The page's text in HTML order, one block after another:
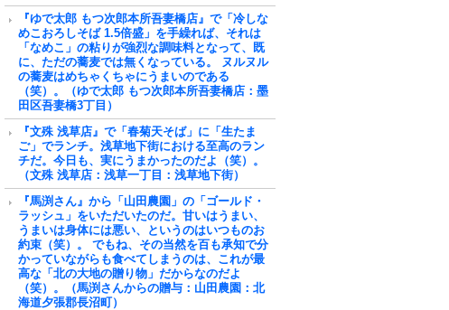
『ゆで太郎 もつ次郎本所吾妻橋店』で「冷しな
めこおろしそば 1.5倍盛」を手繰れば、それは
「なめこ」の粘りが強烈な調味料となって、既
に、ただの蕎麦では無くなっている。 ヌルヌル
の蕎麦はめちゃくちゃにうまいのである
（笑）。（ゆで太郎 もつ次郎本所吾妻橋店：墨
田区吾妻橋3丁目）
『文殊 浅草店』で「春菊天そば」に「生たま
ご」でランチ。浅草地下街における至高のラン
チだ。今日も、実にうまかったのだよ（笑）。
（文殊 浅草店：浅草一丁目：浅草地下街）
『馬渕さん』から「山田農園」の「ゴールド・
ラッシュ」をいただいたのだ。甘いはうまい、
うまいは身体には悪い、というのはいつものお
約束（笑）。 でもね、その当然を百も承知で分
かっていながらも食べてしまうのは、これが最
高な「北の大地の贈り物」だからなのだよ
（笑）。（馬渕さんからの贈与：山田農園：北
海道夕張郡長沼町）